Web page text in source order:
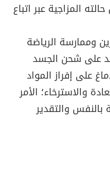
المزاجية عبر اتباع
وممارسة الرياضة
على شحن الجسد
على إفراز المواد
والاسترخاء؛ الأمر
والتقدير